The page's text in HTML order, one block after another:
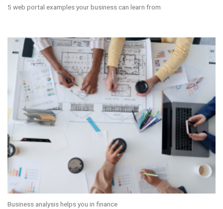
5 web portal examples your business can learn from
Business analysis helps you in finance